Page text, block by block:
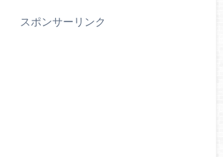
スポンサーリンク